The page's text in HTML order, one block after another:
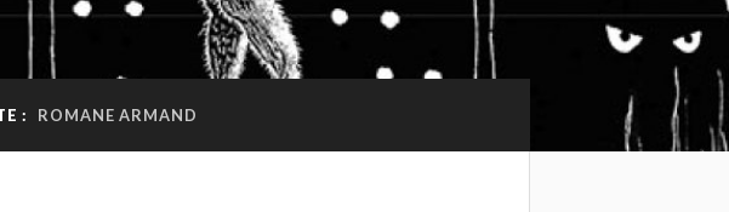
: ROMANE ARMAND